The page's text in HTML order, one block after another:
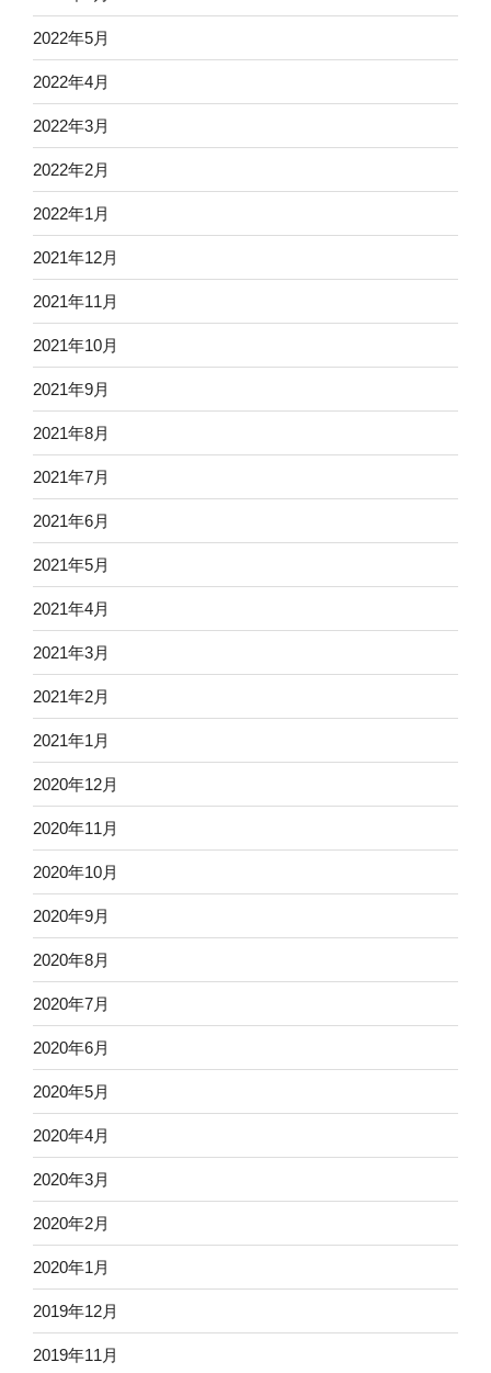
2022年5月
2022年4月
2022年3月
2022年2月
2022年1月
2021年12月
2021年11月
2021年10月
2021年9月
2021年8月
2021年7月
2021年6月
2021年5月
2021年4月
2021年3月
2021年2月
2021年1月
2020年12月
2020年11月
2020年10月
2020年9月
2020年8月
2020年7月
2020年6月
2020年5月
2020年4月
2020年3月
2020年2月
2020年1月
2019年12月
2019年11月